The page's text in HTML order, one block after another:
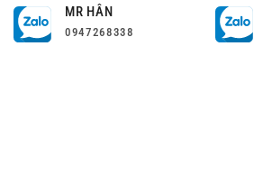
MR HÂN
0947268338